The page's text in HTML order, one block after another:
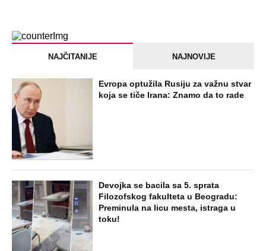
NAJČITANIJE NAJNOVIJE
Evropa optužila Rusiju za važnu stvar
koja se tiče Irana: Znamo da to rade
Devojka se bacila sa 5. sprata
Filozofskog fakulteta u Beogradu:
Preminula na licu mesta, istraga u
toku!